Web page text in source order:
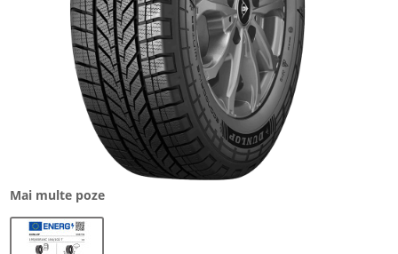
Mai multe poze